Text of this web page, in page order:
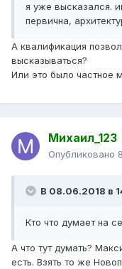
я уже высказался.
первична,
А квалификация
высказываться?
Или это было частное
Михаил_123
Опубликовано
В 08.06.2018 в
Кто что думает на
А что тут думать?
есть. Взять то же